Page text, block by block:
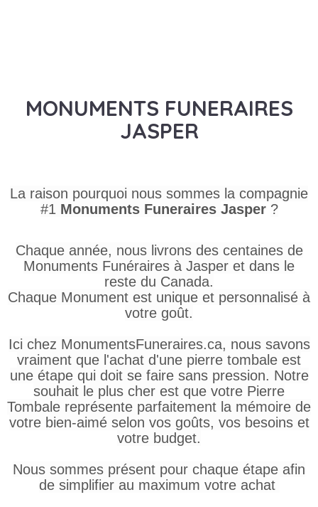
MONUMENTS FUNERAIRES
JASPER
La raison pourquoi nous sommes la compagnie
#1 Monuments Funeraires Jasper ?
Chaque année, nous livrons des centaines de
Monuments Funéraires à Jasper et dans le
reste du Canada.
Chaque Monument est unique et personnalisé à
votre goût.
Ici chez MonumentsFuneraires.ca, nous savons
vraiment que l'achat d'une pierre tombale est
une étape qui doit se faire sans pression. Notre
souhait le plus cher est que votre Pierre
Tombale représente parfaitement la mémoire de
votre bien-aimé selon vos goûts, vos besoins et
votre budget.
Nous sommes présent pour chaque étape afin
de simplifier au maximum votre achat